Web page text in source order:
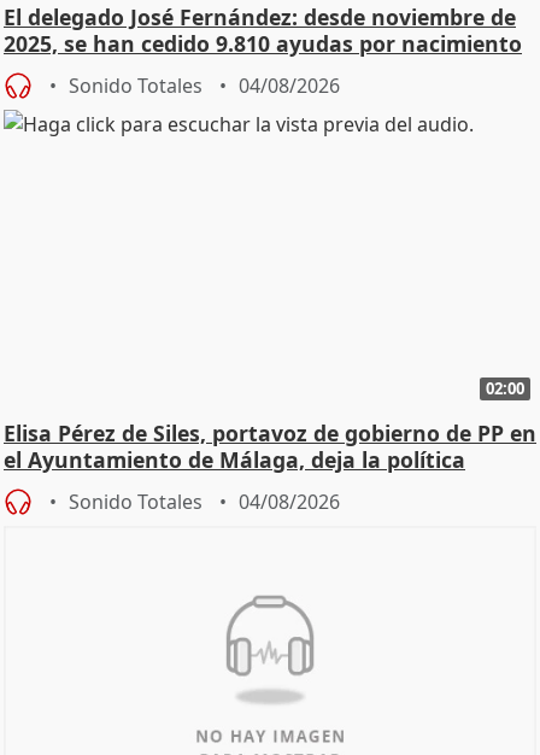
El delegado José Fernández: desde noviembre de
2025, se han cedido 9.810 ayudas por nacimiento
Sonido Totales 04/08/2026
02:00
Elisa Pérez de Siles, portavoz de gobierno de PP en
el Ayuntamiento de Málaga, deja la política
Sonido Totales 04/08/2026